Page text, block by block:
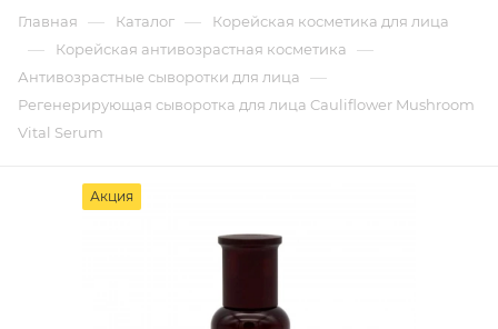
Главная — Каталог — Корейская косметика для лица
— Корейская антивозрастная косметика —
Антивозрастные сыворотки для лица —
Регенерирующая сыворотка для лица Cauliflower Mushroom
Vital Serum
Акция